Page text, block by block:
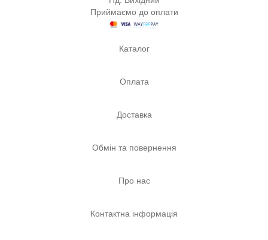
Приймаємо до оплати
Каталог
Оплата
Доставка
Обмін та повернення
Про нас
Контактна інформація